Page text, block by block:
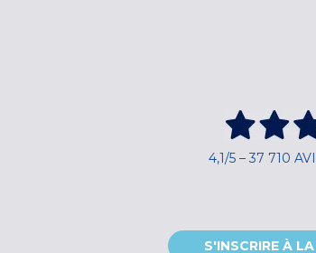
4,1/5 – 37 710
S'INSCRIRE À